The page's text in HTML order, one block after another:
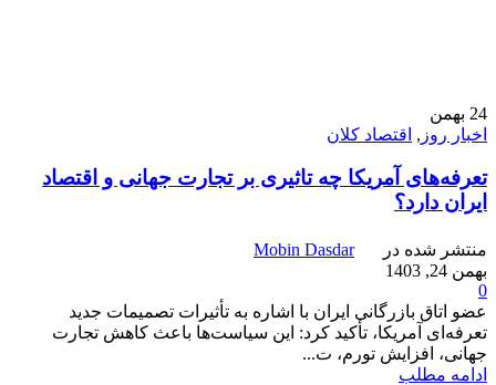
24 بهمن
اخبار روز , اقتصاد کلان
تعرفه‌های آمریکا چه تاثیری بر تجارت جهانی و اقتصاد
ایران دارد؟
منتشر شده در
Mobin Dasdar
بهمن 24, 1403
0
عضو اتاق بازرگانی ایران با اشاره به تأثیرات تصمیمات جدید
تعرفه‌ای آمریکا، تأکید کرد: این سیاست‌ها باعث کاهش تجارت
جهانی، افزایش تورم، ت...
ادامه مطلب